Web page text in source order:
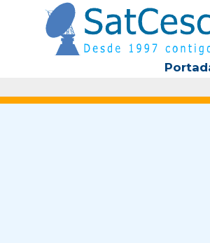
contenido